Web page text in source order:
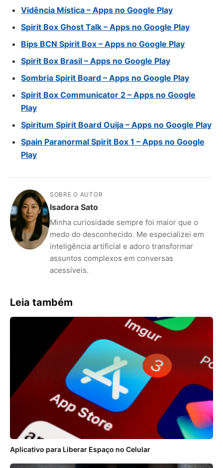
Vidência Mística – Apps no Google Play
Spirit Box Ghost Talk – Apps no Google Play
Bips BCN Spirit Box – Apps no Google Play
Spirit Box Brasil – Apps no Google Play
Sombria Spirit Board – Apps no Google Play
Spirit Box Communicator 2 – Apps no Google
Play
Spiritum Spirit Board Ouija – Apps no Google Play
Spain Paranormal Spirit Box 1 – Apps no Google
Play
SOBRE O AUTOR
Isadora Sato
Minha curiosidade sempre foi maior que o
medo do desconhecido. Me especializei em
inteligência artificial e adoro transformar
assuntos complexos em conversas
acessíveis.
Leia também
Aplicativo para Liberar Espaço no Celular